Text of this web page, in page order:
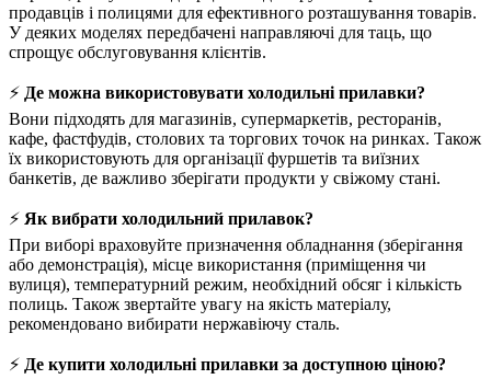
продавців і полицями для ефективного розташування товарів.
У деяких моделях передбачені направляючі для таць, що
спрощує обслуговування клієнтів.
⚡ Де можна використовувати холодильні прилавки?
Вони підходять для магазинів, супермаркетів, ресторанів,
кафе, фастфудів, столових та торгових точок на ринках. Також
їх використовують для організації фуршетів та виїзних
банкетів, де важливо зберігати продукти у свіжому стані.
⚡ Як вибрати холодильний прилавок?
При виборі враховуйте призначення обладнання (зберігання
або демонстрація), місце використання (приміщення чи
вулиця), температурний режим, необхідний обсяг і кількість
полиць. Також звертайте увагу на якість матеріалу,
рекомендовано вибирати нержавіючу сталь.
⚡ Де купити холодильні прилавки за доступною ціною?